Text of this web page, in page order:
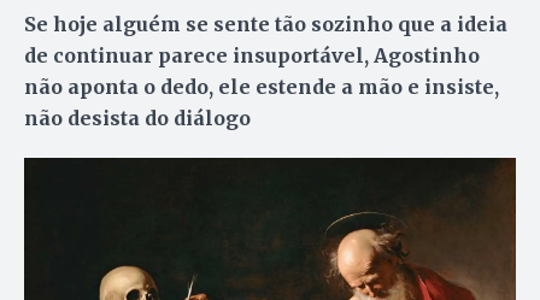
Se hoje alguém se sente tão sozinho que a ideia
de continuar parece insuportável, Agostinho
não aponta o dedo, ele estende a mão e insiste,
não desista do diálogo